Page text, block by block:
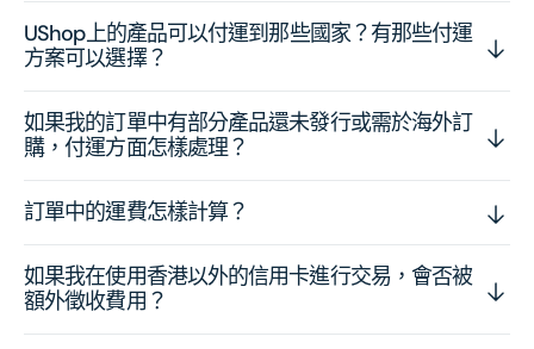
UShop上的產品可以付運到那些國家？有那些付運
方案可以選擇？
如果我的訂單中有部分產品還未發行或需於海外訂
購，付運方面怎樣處理？
訂單中的運費怎樣計算？
如果我在使用香港以外的信用卡進行交易，會否被
額外徵收費用？